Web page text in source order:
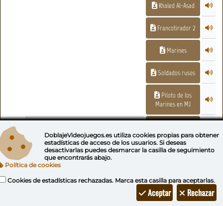
Khaled Al-Asad
Francotirador 2
Marines
Soldados rusos
Piloto de los
Marines en MJ
2007
Warfare (Nintendo DS)
Newman
2007 Call of Juarez
Ned 'La plaga'
DoblajeVideojuegos.es utiliza cookies propiaspara obtener
estadísticas de acceso de los usuarios. Si deseas
desactivarlas puedes desmarcar la casilla de seguimiento
que encontrarás abajo.
Política de cookies
Cookies de estadísticas rechazadas. Marca esta casilla para aceptarlas.
Rechazar
Aceptar